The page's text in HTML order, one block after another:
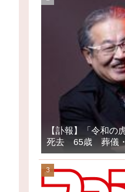
【訃報】「令和の
死去 65歳 葬儀・
意向で密葬